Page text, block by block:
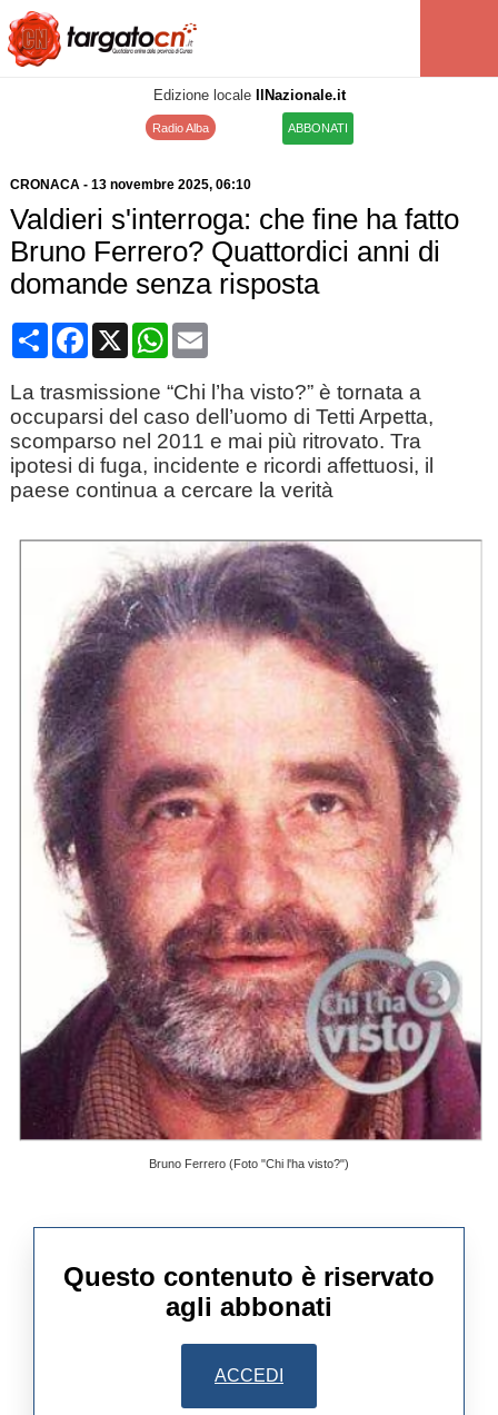
Edizione locale IlNazionale.it
Radio Alba ABBONATI
CRONACA- 13 novembre 2025, 06:10
Valdieri s'interroga: che fine ha fatto
Bruno Ferrero? Quattordici anni di
domande senza risposta
CondividiFacebook
X WhatsApp
Email
La trasmissione “Chi l’ha visto?” è tornata a
occuparsi del caso dell’uomo di Tetti Arpetta,
scomparso nel 2011 e mai più ritrovato. Tra
ipotesi di fuga, incidente e ricordi affettuosi, il
paese continua a cercare la verità
Bruno Ferrero (Foto "Chi l'ha visto?")
Questo contenuto è riservato
agli abbonati
ACCEDI